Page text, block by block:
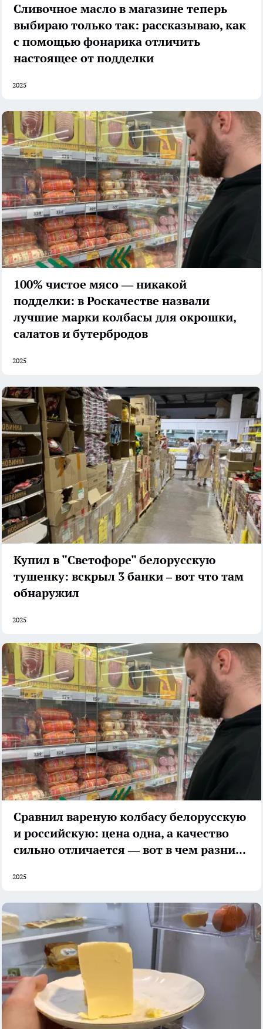
Сливочное масло в магазине теперь
выбираю только так: рассказываю, как
с помощью фонарика отличить
настоящее от подделки
2025
100% чистое мясо — никакой
подделки: в Роскачестве назвали
лучшие марки колбасы для окрошки,
салатов и бутербродов
2025
Купил в "Светофоре" белорусскую
тушенку: вскрыл 3 банки – вот что там
обнаружил
2025
Сравнил вареную колбасу белорусскую
и российскую: цена одна, а качество
сильно отличается — вот в чем разница
2025